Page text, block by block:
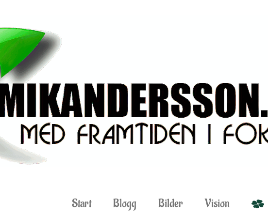
Start Blogg Bilder Vision